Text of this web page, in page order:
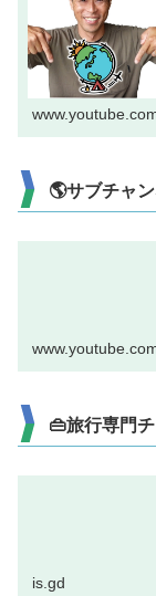
🌎サブチャ
👜旅行専門
is.gd